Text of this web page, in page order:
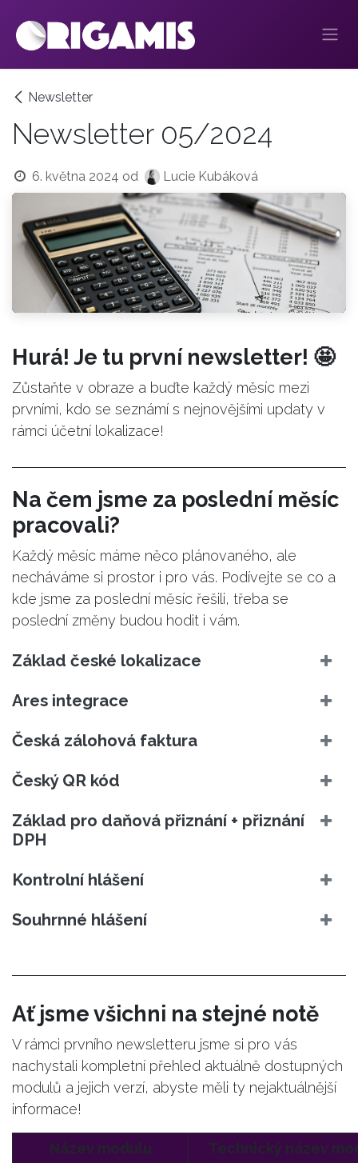
Newsletter
Newsletter 05/2024
6. května 2024 od Lucie Kubáková
Hurá! Je tu první newsletter! 🤩
Zůstaňte v obraze a buďte každý měsíc mezi
prvními, kdo se seznámí s nejnovějšími updaty v
rámci účetní lokalizace!
Na čem jsme za poslední měsíc
pracovali?
Každý měsíc máme něco plánovaného, ale
necháváme si prostor i pro vás. Podívejte se co a
kde jsme za poslední měsíc řešili, třeba se
poslední změny budou hodit i vám.
Základ české lokalizace
Ares integrace
Česká zálohová faktura
Český QR kód
Základ pro daňová přiznání + přiznání
DPH
Kontrolní hlášení
Souhrnné hlášení
Ať jsme všichni na stejné notě
V rámci prvního newsletteru jsme si pro vás
nachystali kompletní přehled aktuálně dostupných
modulů a jejich verzí, abyste měli ty nejaktuálnější
informace!
Název modulu Technický název